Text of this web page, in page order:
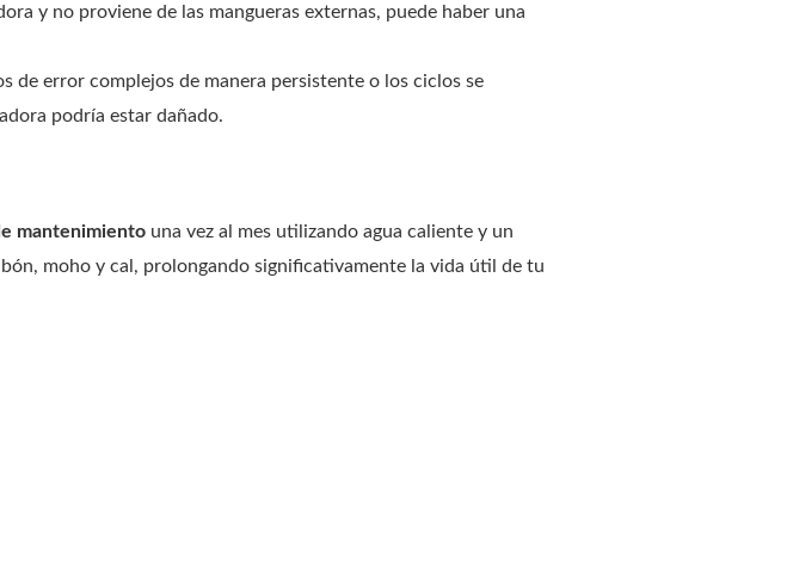
y no proviene de las mangueras externas, puede haber una
de error complejos de manera persistente o los ciclos se
podría estar dañado.
mantenimientouna vez al mes utilizando agua caliente y un
moho y cal, prolongando significativamente la vida útil de tu